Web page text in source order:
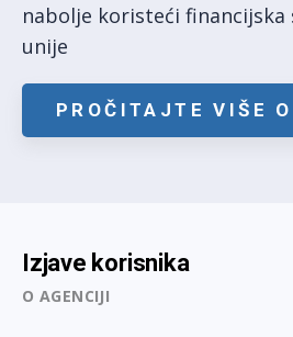
nabolje koristeći financijska
unije
PROČITAJTE VIŠE
Izjave korisnika
O AGENCIJI